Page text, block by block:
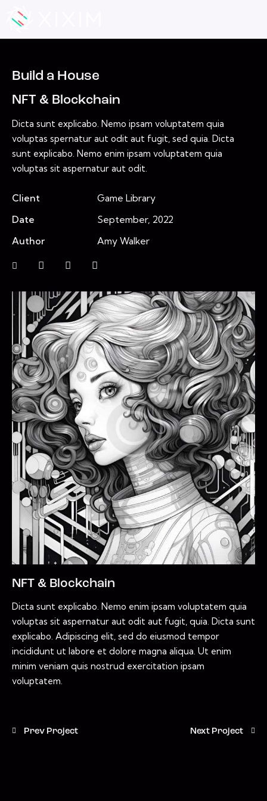
Build a House
NFT & Blockchain
Dicta sunt explicabo. Nemo enim ipsam voluptatem quia
voluptas sit aspernatur aut odit aut fugit, quia. Dicta sunt
explicabo. Adipiscing elit, sed do eiusmod tempor
incididunt ut labore et dolore magna aliqua. Ut enim
minim veniam quis nostrud exercitation ipsam
voluptatem.
NFT & Blockchain
Dicta sunt explicabo. Nemo ipsam voluptatem quia
voluptas spernatur aut odit aut fugit, sed quia. Dicta
sunt explicabo. Nemo enim ipsam voluptatem quia
voluptas sit aspernatur aut odit.
Client
Game Library
Date
September, 2022
Author
Amy Walker
Prev Project Next Project